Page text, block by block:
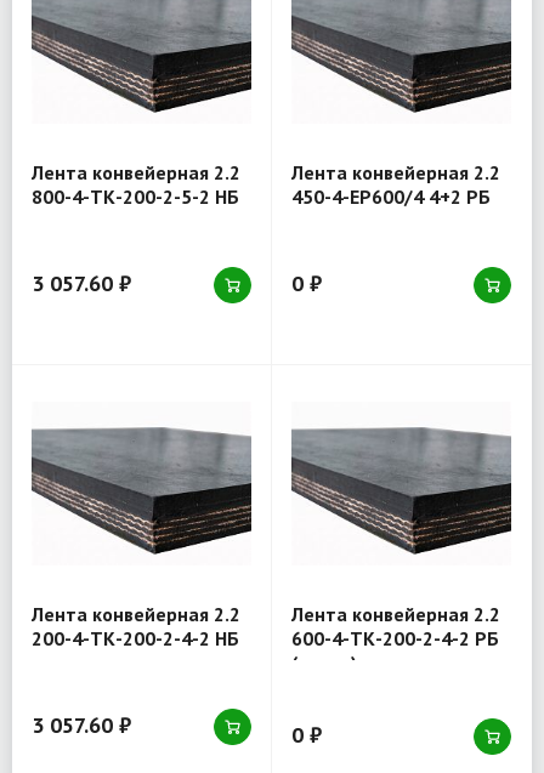
Лента конвейерная 2.2
800-4-ТК-200-2-5-2 НБ
3 057.60 ₽
Лента конвейерная 2.2
450-4-EP600/4 4+2 РБ
0 ₽
Лента конвейерная 2.2
200-4-ТК-200-2-4-2 НБ
3 057.60 ₽
Лента конвейерная 2.2
600-4-ТК-200-2-4-2 РБ
(товар)
0 ₽